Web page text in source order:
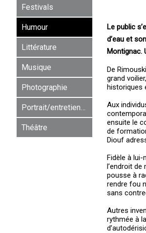
Festivals
Humour
Littérature
Musique
Photographie
Théâtre
Le public
d’eau et
Montignac.
De
grand
historiques
Aux
ensuite le
de
Diouf
Fidèle à lui-
l’endroit
pousse à
rendre fou
sans
Autres
rythmée à